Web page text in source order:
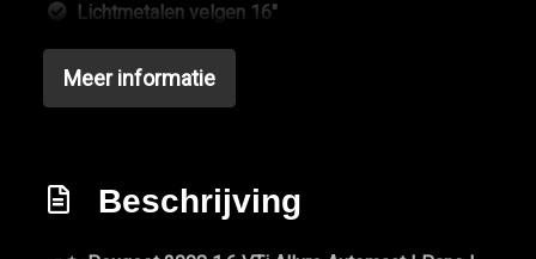
Lichtmetalen velgen 16"
Mistlampen voor adaptief
Panoramadak
Trekhaak
Meer informatie
Beschrijving